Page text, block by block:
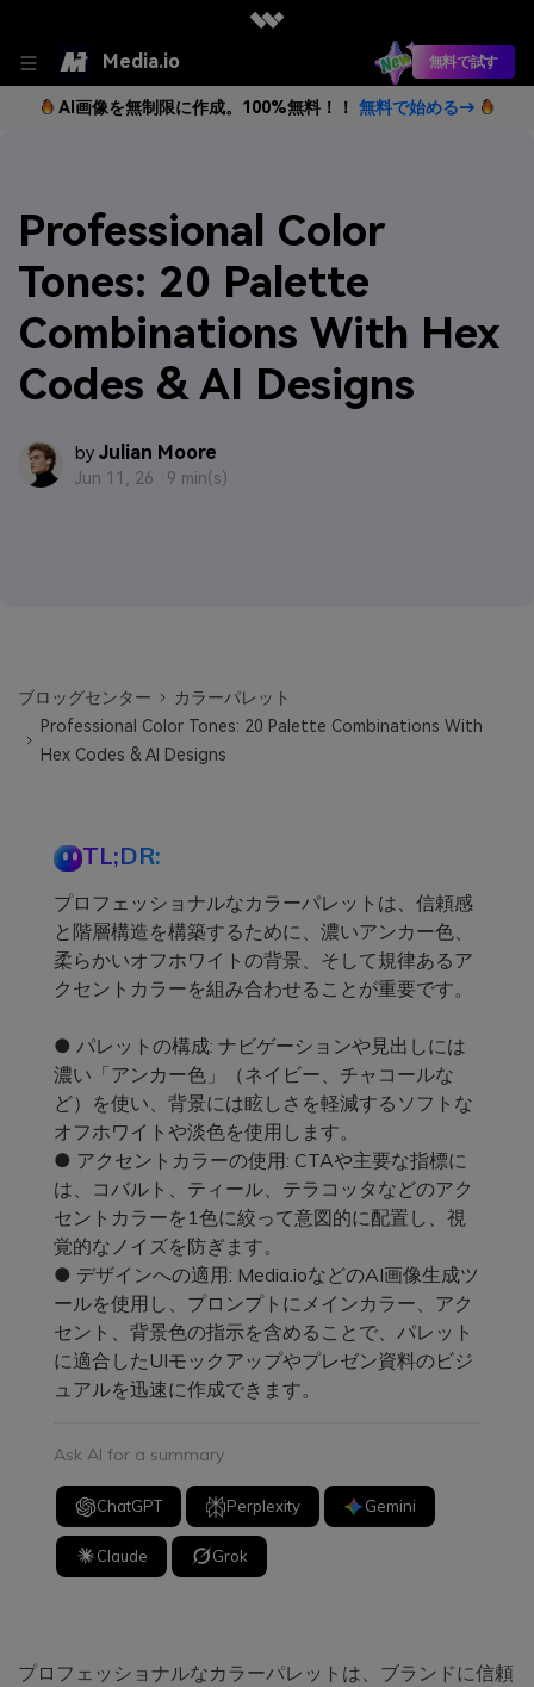
Media.io 無料で試す
AI画像を無制限に作成。100%無料！！ 無料で始める→
Professional Color
Tones: 20 Palette
Combinations With Hex
Codes & AI Designs
by Julian Moore
Jun 11, 26 · 9 min(s)
ブロッグセンター
カラーパレット
Professional Color Tones: 20 Palette Combinations With
Hex Codes & AI Designs
TL;DR:
プロフェッショナルなカラーパレットは、信頼感
と階層構造を構築するために、濃いアンカー色、
柔らかいオフホワイトの背景、そして規律あるア
クセントカラーを組み合わせることが重要です。
● パレットの構成: ナビゲーションや見出しには
濃い「アンカー色」（ネイビー、チャコールな
ど）を使い、背景には眩しさを軽減するソフトな
オフホワイトや淡色を使用します。
● アクセントカラーの使用: CTAや主要な指標に
は、コバルト、ティール、テラコッタなどのアク
セントカラーを1色に絞って意図的に配置し、視
覚的なノイズを防ぎます。
● デザインへの適用: Media.ioなどのAI画像生成ツ
ールを使用し、プロンプトにメインカラー、アク
セント、背景色の指示を含めることで、パレット
に適合したUIモックアップやプレゼン資料のビジ
ュアルを迅速に作成できます。
Ask AI for a summary
ChatGPT Perplexity Gemini
Claude Grok
プロフェッショナルなカラーパレットは、ブランドに信頼